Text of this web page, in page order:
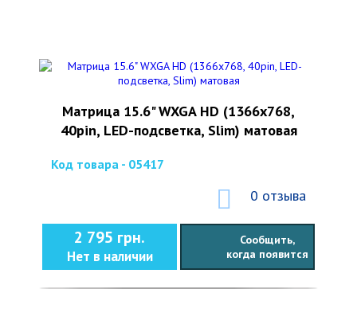
Матрица 15.6" WXGA HD (1366x768,
40pin, LED-подсветка, Slim) матовая
Код товара - 05417
0 отзыва
2 795 грн.
Нет в наличии
Сообщить,
когда появится